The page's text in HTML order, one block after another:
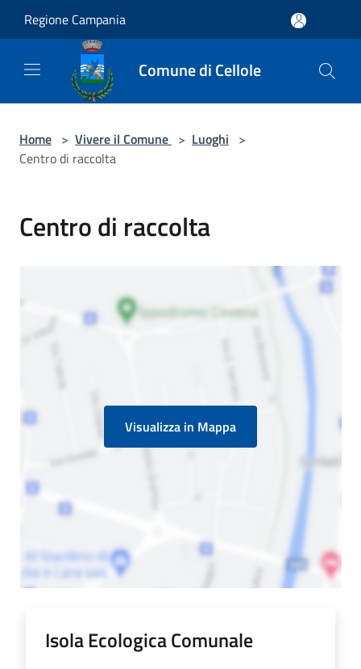
Regione Campania
Comune di Cellole
Home > Vivere il Comune > Luoghi >
Centro di raccolta
Centro di raccolta
Visualizza in Mappa
Isola Ecologica Comunale